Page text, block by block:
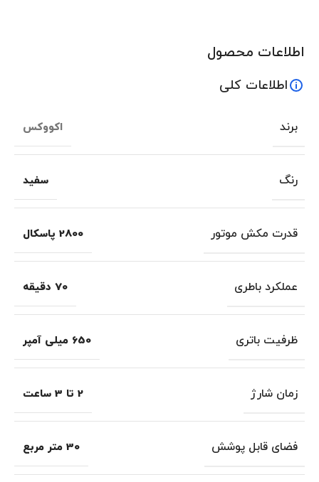
اطلاعات محصول
اطلاعات کلی
برند اکووکس
رنگ سفید
قدرت مکش موتور 2800 پاسکال
عملکرد باطری 70 دقیقه
ظرفیت باتری 650 میلی آمپر
زمان شارژ 2 تا 3 ساعت
فضای قابل پوشش 30 متر مربع